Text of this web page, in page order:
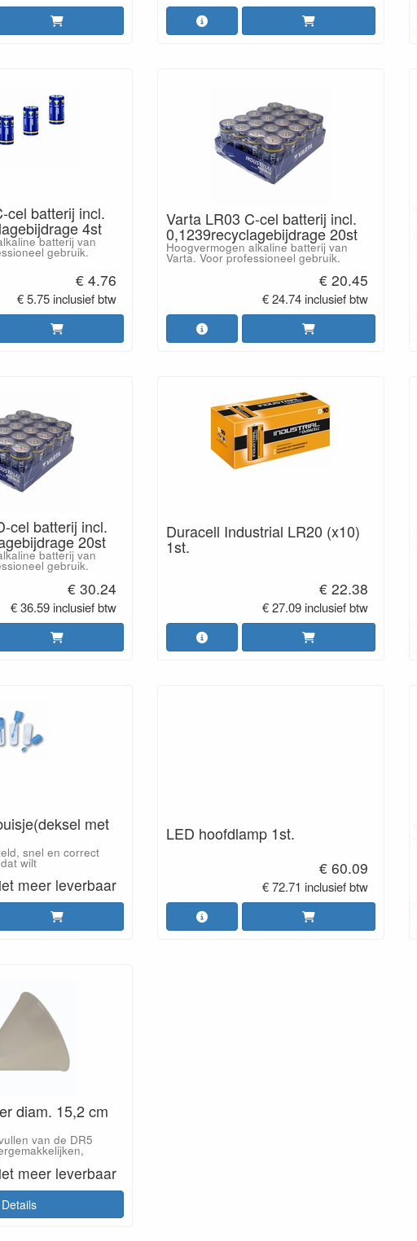
cel batterij incl.
4st
batterij van
gebruik.
€ 4.76
€ 5.75 inclusief btw
Varta LR03 C-cel batterij incl.
0,1239recyclagebijdrage 20st
Hoogvermogen alkaline batterij van
Varta. Voor professioneel gebruik.
€ 20.45
€ 24.74 inclusief btw
cel batterij incl.
20st
batterij van
gebruik.
€ 30.24
€ 36.59 inclusief btw
Duracell Industrial LR20 (x10)
1st.
€ 22.38
€ 27.09 inclusief btw
met
snel en correct
wilt
meer leverbaar
LED hoofdlamp 1st.
€ 60.09
€ 72.71 inclusief btw
diam. 15,2 cm
van de DR5
meer leverbaar
Details